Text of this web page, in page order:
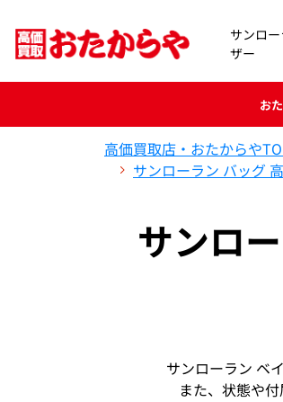
サンロ
ザー
お
高価買取店・おたからや
サンローラン バッグ
サンロ
サンローラン ベ
また、状態や